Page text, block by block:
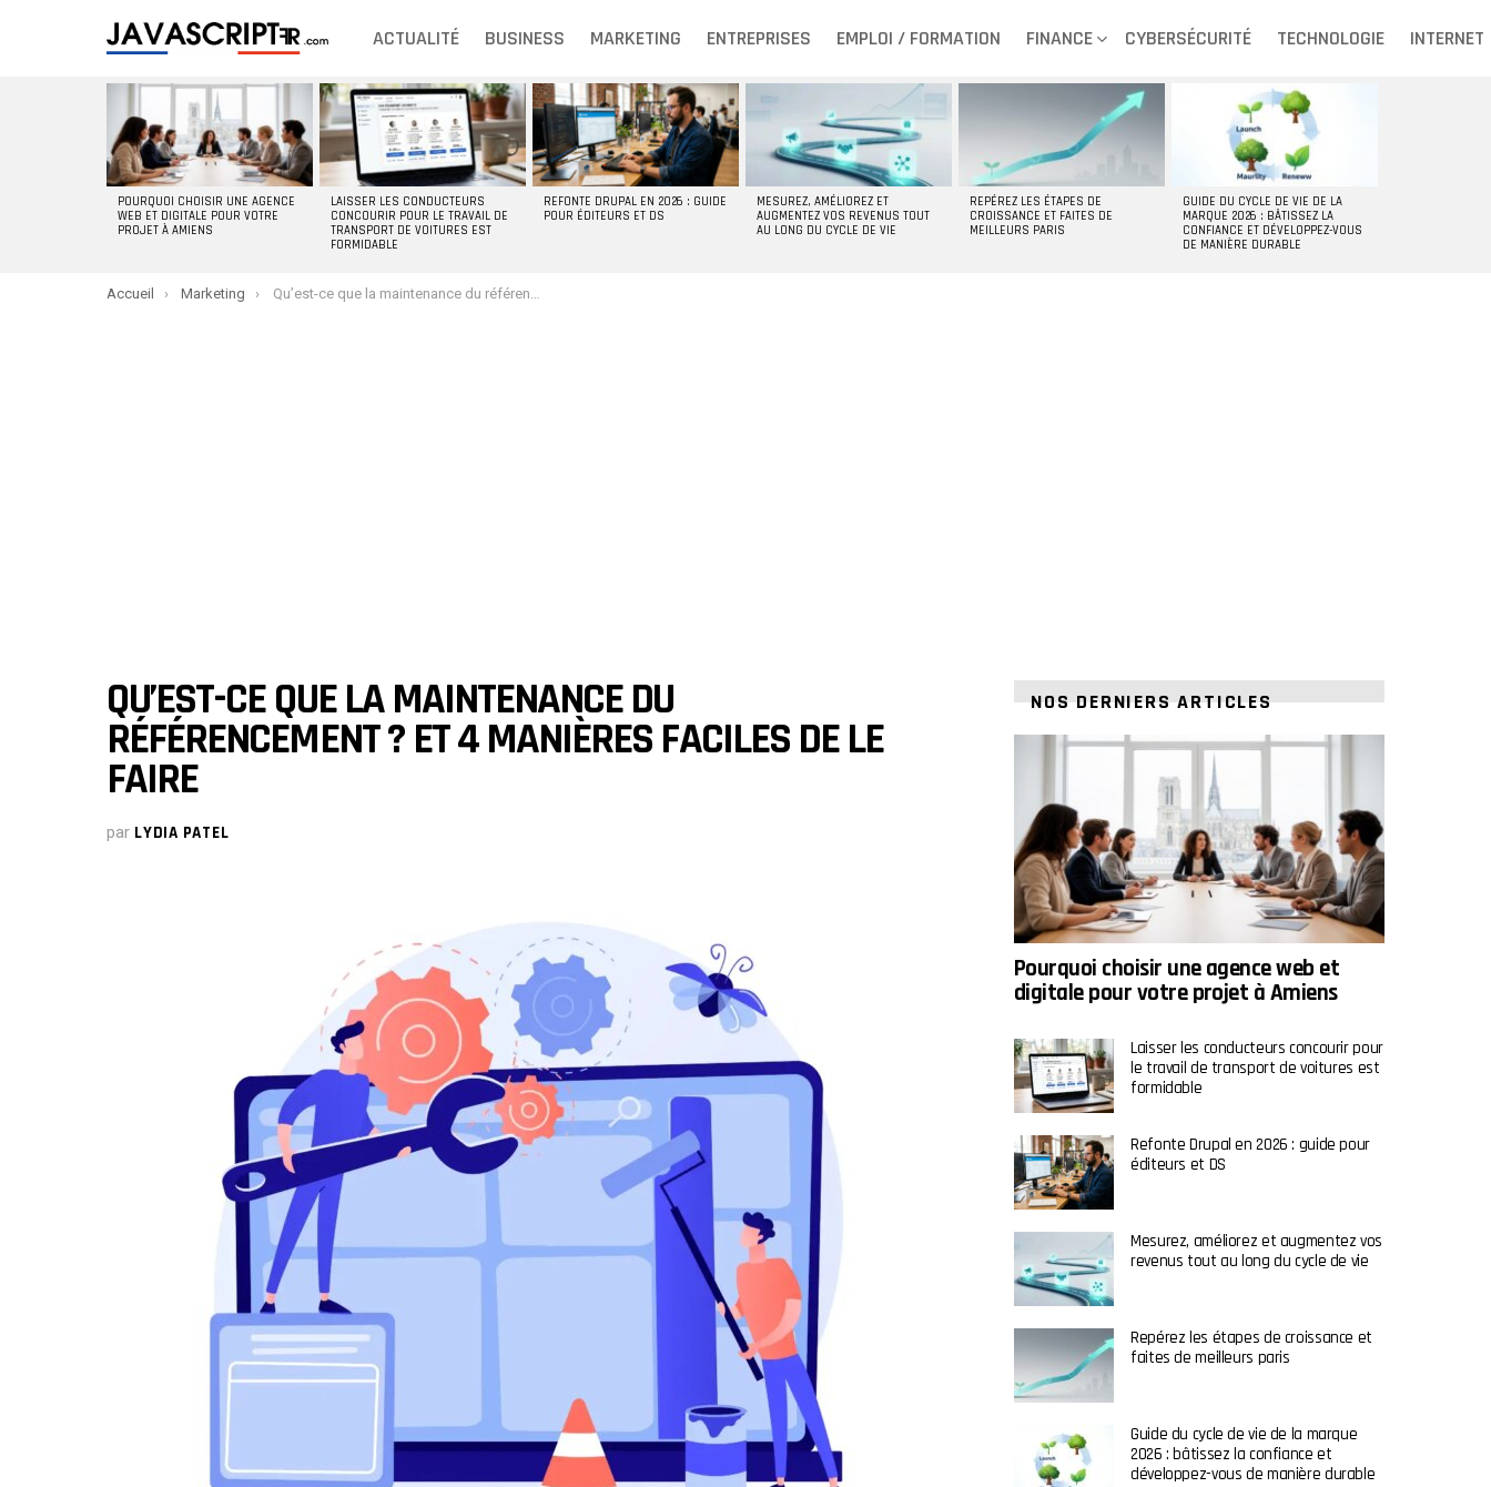
ACTUALITÉ BUSINESS MARKETING ENTREPRISES EMPLOI / FORMATION FINANCE CYBERSÉCURITÉ TECHNOLOGIE INTERNET
POURQUOI CHOISIR UNE AGENCE
WEB ET DIGITALE POUR VOTRE
PROJET À AMIENS
LAISSER LES CONDUCTEURS
CONCOURIR POUR LE TRAVAIL DE
TRANSPORT DE VOITURES EST
FORMIDABLE
REFONTE DRUPAL EN 2026 : GUIDE
POUR ÉDITEURS ET DS
MESUREZ, AMÉLIOREZ ET
AUGMENTEZ VOS REVENUS TOUT
AU LONG DU CYCLE DE VIE
REPÉREZ LES ÉTAPES DE
CROISSANCE ET FAITES DE
MEILLEURS PARIS
GUIDE DU CYCLE DE VIE DE LA
MARQUE 2026 : BÂTISSEZ LA
CONFIANCE ET DÉVELOPPEZ-VOUS
DE MANIÈRE DURABLE
You are here:
Accueil Marketing Qu’est-ce que la maintenance du référencement ? Et 4 manières faciles de le faire
QU’EST-CE QUE LA MAINTENANCE DU
RÉFÉRENCEMENT ? ET 4 MANIÈRES FACILES DE LE
FAIRE
par LYDIA PATEL
NOS DERNIERS ARTICLES
Pourquoi choisir une agence web et
digitale pour votre projet à Amiens
Laisser les conducteurs concourir pour
le travail de transport de voitures est
formidable
Refonte Drupal en 2026 : guide pour
éditeurs et DS
Mesurez, améliorez et augmentez vos
revenus tout au long du cycle de vie
Repérez les étapes de croissance et
faites de meilleurs paris
Guide du cycle de vie de la marque
2026 : bâtissez la confiance et
développez-vous de manière durable